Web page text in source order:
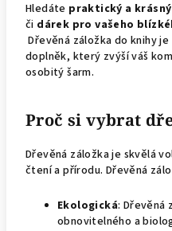
Hledáte praktický a
či dárek pro vašeho
Dřevěná záložka do knihy
doplněk, který zvýší váš
osobitý šarm.
Proč si vybrat
Dřevěná záložka je skvělá
čtení a přírodu. Dřevěná
Ekologická: Dřevěná
obnovitelného a